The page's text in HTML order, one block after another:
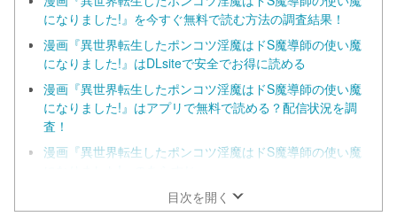
になりました!』を今すぐ無料で読む方法の調査結果！
漫画『異世界転生したポンコツ淫魔はドS魔導師の使い魔
になりました!』はDLsiteで安全でお得に読める
漫画『異世界転生したポンコツ淫魔はドS魔導師の使い魔
になりました!』はアプリで無料で読める？配信状況を調
査！
漫画『異世界転生したポンコツ淫魔はドS魔導師の使い魔
漫画『異世界転生したポンコツ淫魔はドS魔導師の使い魔
になりました!』の見どころ
目次を開く